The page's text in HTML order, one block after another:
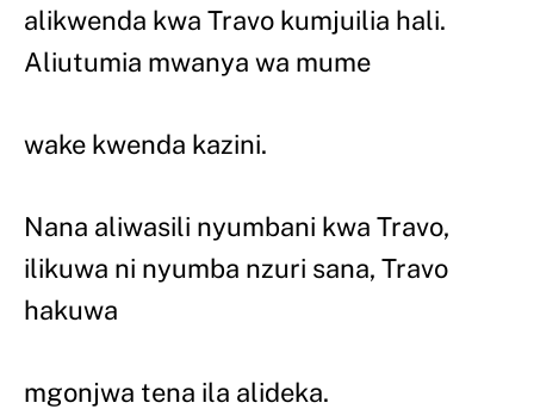
alikwenda kwa Travo kumjuilia hali.
Aliutumia mwanya wa mume
wake kwenda kazini.
Nana aliwasili nyumbani kwa Travo,
ilikuwa ni nyumba nzuri sana, Travo
hakuwa
mgonjwa tena ila alideka.